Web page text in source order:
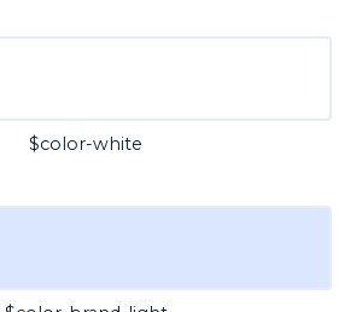
$color-white